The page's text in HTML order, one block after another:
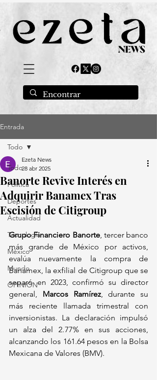
Entrada
Todo
Política
Deportes
Actualidad
Tecnología
México
Mundo
OPINIÓN
Todo
Banorte Revive Interés en
Adquirir Banamex Tras
Escisión de Citigroup
Ezeta News
28 abr 2025
Grupo Financiero Banorte, tercer banco
más grande de México por activos,
evalúa nuevamente la compra de
Banamex, la exfilial de Citigroup que se
separó en 2023, confirmó su director
general, Marcos Ramírez, durante su
más reciente llamada trimestral con
inversionistas. La declaración impulsó
un alza del 2.77% en sus acciones,
alcanzando los 161.64 pesos en la Bolsa
Mexicana de Valores (BMV).